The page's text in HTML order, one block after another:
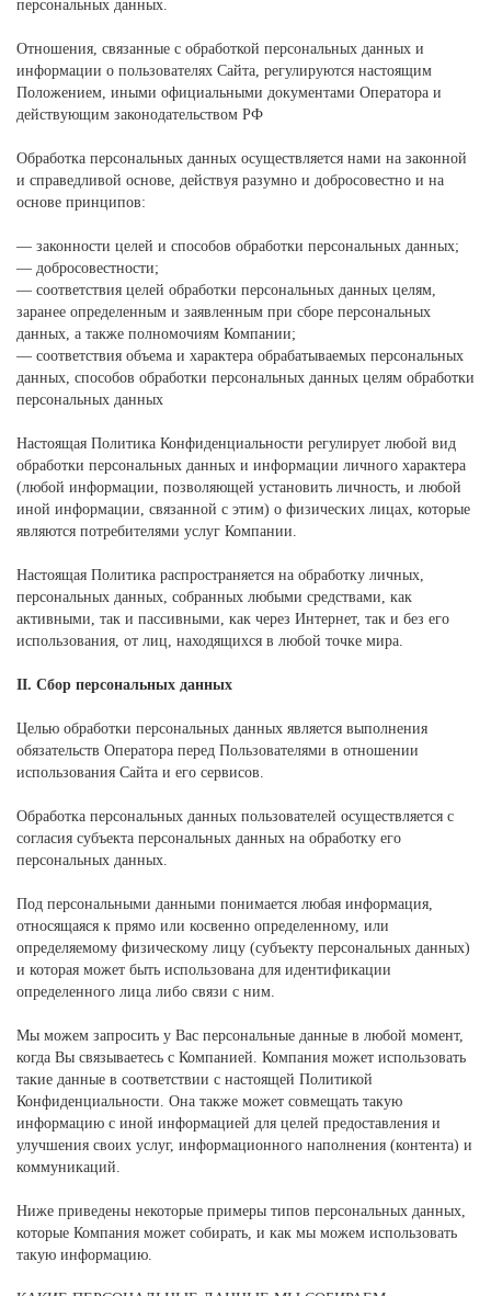
персональных данных.
Отношения, связанные с обработкой персональных данных и
информации о пользователях Сайта, регулируются настоящим
Положением, иными официальными документами Оператора и
действующим законодательством РФ
Обработка персональных данных осуществляется нами на законной
и справедливой основе, действуя разумно и добросовестно и на
основе принципов:
— законности целей и способов обработки персональных данных;
— добросовестности;
— соответствия целей обработки персональных данных целям,
заранее определенным и заявленным при сборе персональных
данных, а также полномочиям Компании;
— соответствия объема и характера обрабатываемых персональных
данных, способов обработки персональных данных целям обработки
персональных данных
Настоящая Политика Конфиденциальности регулирует любой вид
обработки персональных данных и информации личного характера
(любой информации, позволяющей установить личность, и любой
иной информации, связанной с этим) о физических лицах, которые
являются потребителями услуг Компании.
Настоящая Политика распространяется на обработку личных,
персональных данных, собранных любыми средствами, как
активными, так и пассивными, как через Интернет, так и без его
использования, от лиц, находящихся в любой точке мира.
II. Сбор персональных данных
Целью обработки персональных данных является выполнения
обязательств Оператора перед Пользователями в отношении
использования Сайта и его сервисов.
Обработка персональных данных пользователей осуществляется с
согласия субъекта персональных данных на обработку его
персональных данных.
Под персональными данными понимается любая информация,
относящаяся к прямо или косвенно определенному, или
определяемому физическому лицу (субъекту персональных данных)
и которая может быть использована для идентификации
определенного лица либо связи с ним.
Мы можем запросить у Вас персональные данные в любой момент,
когда Вы связываетесь с Компанией. Компания может использовать
такие данные в соответствии с настоящей Политикой
Конфиденциальности. Она также может совмещать такую
информацию с иной информацией для целей предоставления и
улучшения своих услуг, информационного наполнения (контента) и
коммуникаций.
Ниже приведены некоторые примеры типов персональных данных,
которые Компания может собирать, и как мы можем использовать
такую информацию.